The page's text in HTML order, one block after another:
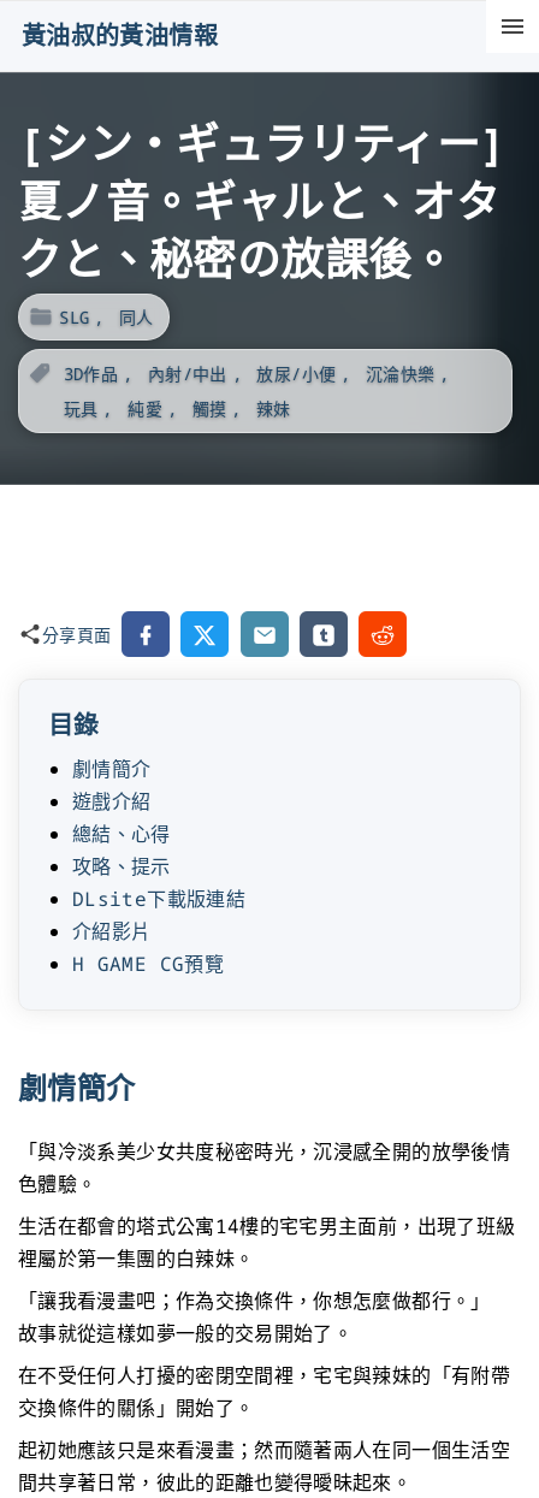
黃油叔的黃油情報
[シン・ギュラリティー]
夏ノ音。ギャルと、オタ
クと、秘密の放課後。
SLG 同人
3D作品 內射/中出 放尿/小便
沉淪快樂
玩具
純愛 觸摸 辣妹
分享頁面 Facebook
X Email TumblrReddit
目錄
劇情簡介
遊戲介紹
總結、心得
攻略、提示
DLsite下載版連結
介紹影片
H GAME CG預覽
劇情簡介
「與冷淡系美少女共度秘密時光，沉浸感全開的放學後情
色體驗。
生活在都會的塔式公寓14樓的宅宅男主面前，出現了班級
裡屬於第一集團的白辣妹。
「讓我看漫畫吧；作為交換條件，你想怎麼做都行。」
故事就從這樣如夢一般的交易開始了。
在不受任何人打擾的密閉空間裡，宅宅與辣妹的「有附帶
交換條件的關係」開始了。
起初她應該只是來看漫畫；然而隨著兩人在同一個生活空
間共享著日常，彼此的距離也變得曖昧起來。